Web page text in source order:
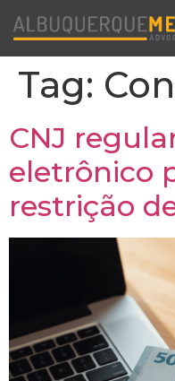
Tag:
CNJ
eletrônico
restrição